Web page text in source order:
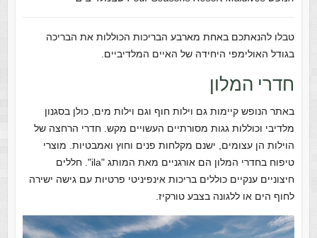
טבלו להנאתכם באחת מארבע הבריכות הכוללות את הבריכה
בגודל האולימפי היחידה של האיים המלדיביים.
חדרי המלון
באתר הנופש קיימות גם וילות חוף וגם וילות מים, כולן בסגנון
מלדיבי וכוללות גגות מסורתיים העשויים מקש. חדרי הרחצה של
הוילות הן עצומים, ישנם מקלחות פנים וחוץ ואמבטיות. מוצרי
טיפוח בחדרי המלון הם אורגניים מאת המותג "ila". חללים
חיצוניים ענקיים כוללים בריכות אינפיניטי פרטיות עם גישה ישירה
לחוף הים או ללגונה בצבע טורקיז.